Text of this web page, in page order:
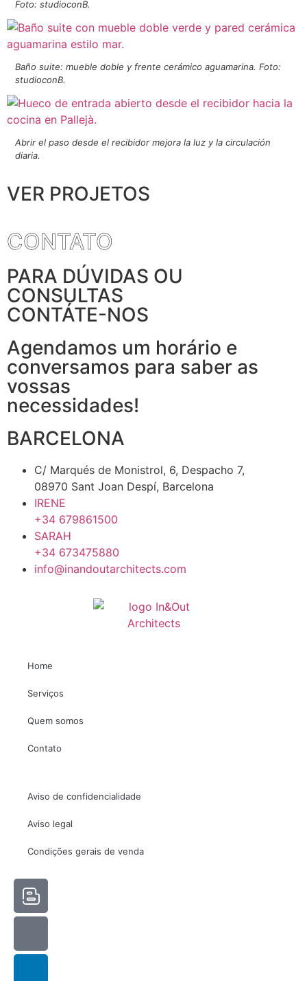
Foto: studioconB.
Baño suite: mueble doble y frente cerámico aguamarina. Foto:
studioconB.
Abrir el paso desde el recibidor mejora la luz y la circulación
diaria.
VER PROJETOS
CONTATO
PARA DÚVIDAS OU
CONSULTAS
CONTÁTE-NOS
Agendamos um horário e
conversamos para saber as
vossas
necessidades!
BARCELONA
C/ Marqués de Monistrol, 6, Despacho 7,
08970 Sant Joan Despí, Barcelona
IRENE
+34 679861500
SARAH
+34 673475880
info@inandoutarchitects.com
Home
Serviços
Quem somos
Contato
Aviso de confidencialidade
Aviso legal
Condições gerais de venda